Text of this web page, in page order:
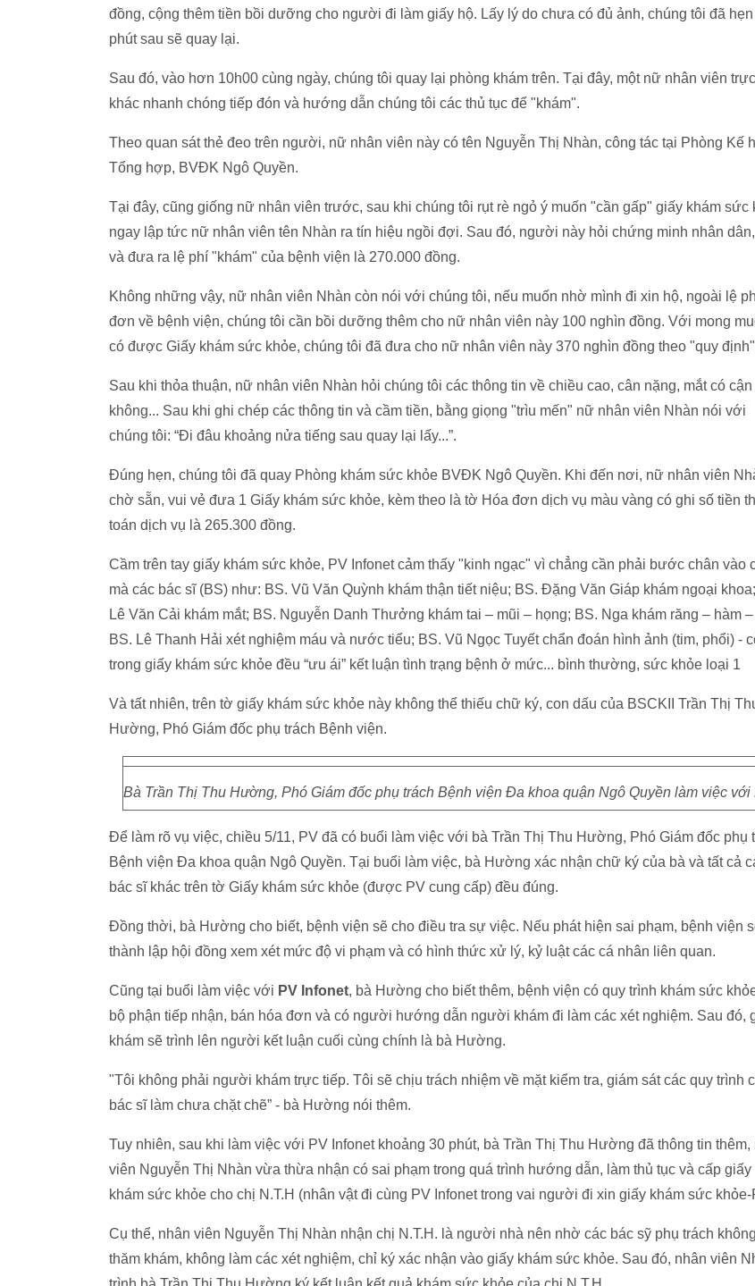
đồng, cộng thêm tiền bồi dưỡng cho người đi làm giấy hộ. Lấy lý do chưa có đủ ảnh, chúng tôi đã
phút sau sẽ quay lại.
Sau đó, vào hơn 10h00 cùng ngày, chúng tôi quay lại phòng khám trên. Tại đây, một nữ nhân viên trực
khác nhanh chóng tiếp đón và hướng dẫn chúng tôi các thủ tục để "khám".
Theo quan sát thẻ đeo trên người, nữ nhân viên này có tên Nguyễn Thị Nhàn, công tác tại Phòng Kế
Tổng hợp, BVĐK Ngô Quyền.
Tại đây, cũng giống nữ nhân viên trước, sau khi chúng tôi rụt rè ngỏ ý muốn "cần gấp" giấy khám sức
ngay lập tức nữ nhân viên tên Nhàn ra tín hiệu ngồi đợi. Sau đó, người này hỏi chứng minh nhân
và đưa ra lệ phí "khám" của bệnh viện là 270.000 đồng.
Không những vậy, nữ nhân viên Nhàn còn nói với chúng tôi, nếu muốn nhờ mình đi xin hộ, ngoài lệ
đơn về bệnh viện, chúng tôi cần bồi dưỡng thêm cho nữ nhân viên này 100 nghìn đồng. Với mong
có được Giấy khám sức khỏe, chúng tôi đã đưa cho nữ nhân viên này 370 nghìn đồng theo "quy
Sau khi thỏa thuận, nữ nhân viên Nhàn hỏi chúng tôi các thông tin về chiều cao, cân nặng, mắt có cận
không... Sau khi ghi chép các thông tin và cầm tiền, bằng giọng "trìu mến" nữ nhân viên Nhàn nói với
chúng tôi: “Đi đâu khoảng nửa tiếng sau quay lại lấy...”.
Đúng hẹn, chúng tôi đã quay Phòng khám sức khỏe BVĐK Ngô Quyền. Khi đến nơi, nữ nhân viên
chờ sẵn, vui vẻ đưa 1 Giấy khám sức khỏe, kèm theo là tờ Hóa đơn dịch vụ màu vàng có ghi số tiền
toán dịch vụ là 265.300 đồng.
Cầm trên tay giấy khám sức khỏe, PV Infonet cảm thấy "kinh ngạc" vì chẳng cần phải bước chân vào
mà các bác sĩ (BS) như: BS. Vũ Văn Quỳnh khám thận tiết niệu; BS. Đặng Văn Giáp khám ngoại
Lê Văn Cải khám mắt; BS. Nguyễn Danh Thưởng khám tai – mũi – họng; BS. Nga khám răng – hàm –
BS. Lê Thanh Hải xét nghiệm máu và nước tiểu; BS. Vũ Ngọc Tuyết chẩn đoán hình ảnh (tim, phổi) -
trong giấy khám sức khỏe đều “ưu ái” kết luận tình trạng bệnh ở mức... bình thường, sức khỏe loại 1
Và tất nhiên, trên tờ giấy khám sức khỏe này không thể thiếu chữ ký, con dấu của BSCKII Trần Thị
Hường, Phó Giám đốc phụ trách Bệnh viện.
Bà Trần Thị Thu Hường, Phó Giám đốc phụ trách Bệnh viện Đa khoa quận Ngô Quyền làm việc với
Để làm rõ vụ việc, chiều 5/11, PV đã có buổi làm việc với bà Trần Thị Thu Hường, Phó Giám đốc phụ
Bệnh viện Đa khoa quận Ngô Quyền. Tại buổi làm việc, bà Hường xác nhận chữ ký của bà và tất cả
bác sĩ khác trên tờ Giấy khám sức khỏe (được PV cung cấp) đều đúng.
Đồng thời, bà Hường cho biết, bệnh viện sẽ cho điều tra sự việc. Nếu phát hiện sai phạm, bệnh viện
thành lập hội đồng xem xét mức độ vi phạm và có hình thức xử lý, kỷ luật các cá nhân liên quan.
Cũng tại buổi làm việc với PV Infonet, bà Hường cho biết thêm, bệnh viện có quy trình khám sức
bộ phận tiếp nhận, bán hóa đơn và có người hướng dẫn người khám đi làm các xét nghiệm. Sau đó,
khám sẽ trình lên người kết luận cuối cùng chính là bà Hường.
"Tôi không phải người khám trực tiếp. Tôi sẽ chịu trách nhiệm về mặt kiểm tra, giám sát các quy trình
bác sĩ làm chưa chặt chẽ” - bà Hường nói thêm.
Tuy nhiên, sau khi làm việc với PV Infonet khoảng 30 phút, bà Trần Thị Thu Hường đã thông tin thêm,
viên Nguyễn Thị Nhàn vừa thừa nhận có sai phạm trong quá trình hướng dẫn, làm thủ tục và cấp giấy
khám sức khỏe cho chị N.T.H (nhân vật đi cùng PV Infonet trong vai người đi xin giấy khám sức khỏe-
Cụ thể, nhân viên Nguyễn Thị Nhàn nhận chị N.T.H. là người nhà nên nhờ các bác sỹ phụ trách không
thăm khám, không làm các xét nghiệm, chỉ ký xác nhận vào giấy khám sức khỏe. Sau đó, nhân viên